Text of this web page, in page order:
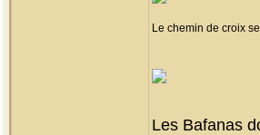
Le chemin de croix
Les Bafanas